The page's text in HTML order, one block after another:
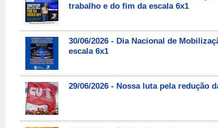
trabalho e do fim da escala 6x1
30/06/2026 - Dia Nacional de
escala 6x1
29/06/2026 - Nossa luta pela redução